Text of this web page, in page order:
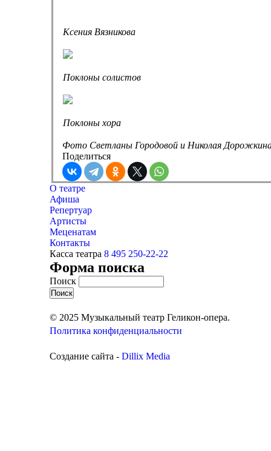
Ксения Вязникова
Поклоны солистов
Поклоны хора
Фото Светланы Городовой и Николая
Поделиться
О театре
Афиша
Репертуар
Артисты
Меценатам
Контакты
Касса театра 8 495 250-22-22
Форма поиска
Поиск
© 2025 Музыкальный театр Геликон-опера.
Политика конфиденциальности
Создание сайта - Dillix Media